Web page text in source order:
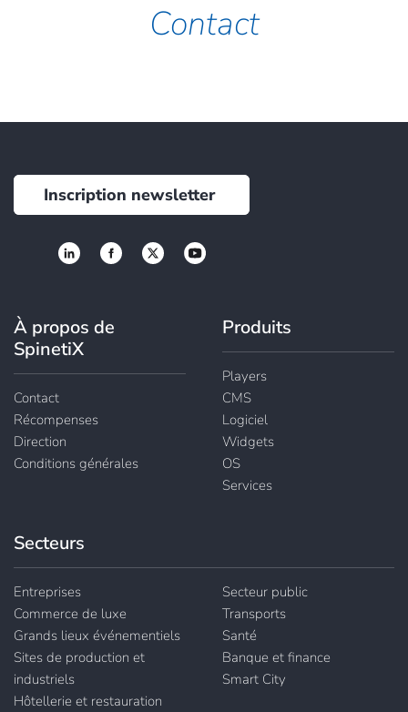
Contact
À propos de
SpinetiX
Contact
Récompenses
Direction
Conditions générales
Produits
Players
CMS
Logiciel
Widgets
OS
Services
Secteurs
Entreprises
Commerce de luxe
Grands lieux événementiels
Sites de production et
industriels
Hôtellerie et restauration
Secteur public
Transports
Santé
Banque et finance
Smart City
Inscription newsletter